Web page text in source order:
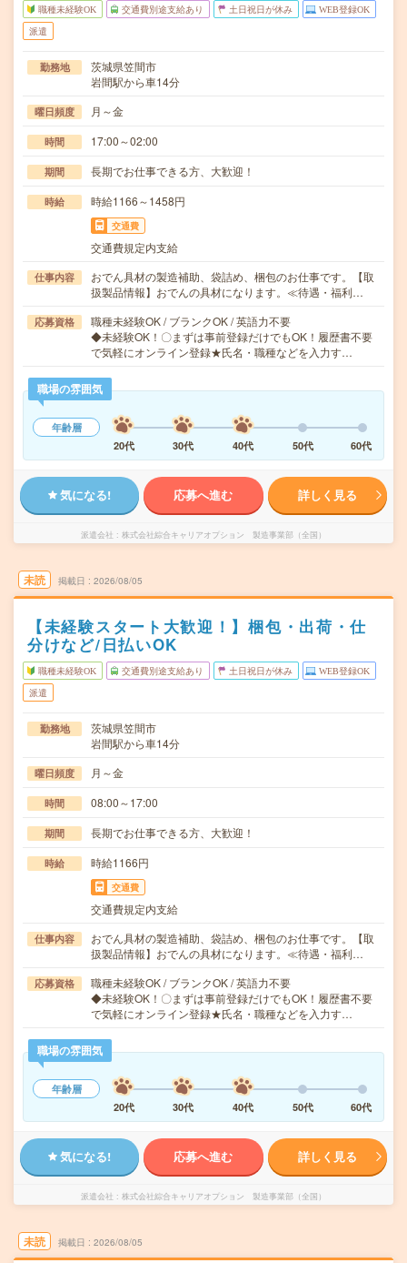
職種未経験OK 交通費別途支給あり 土日祝日が休み WEB登録OK
派遣
勤務地
茨城県笠間市
岩間駅から車14分
曜日頻度 月～金
時間 17:00～02:00
期間 長期でお仕事できる方、大歓迎！
時給 時給1166～1458円
交通費
交通費規定内支給
仕事内容
おでん具材の製造補助、袋詰め、梱包のお仕事です。【取
扱製品情報】おでんの具材になります。≪待遇・福利…
応募資格
職種未経験OK / ブランクOK / 英語力不要
◆未経験OK！〇まずは事前登録だけでもOK！履歴書不要
で気軽にオンライン登録★氏名・職種などを入力す…
職場の雰囲気
年齢層
20代
30代 40代 50代 60代
気になる! 応募へ進む 詳しく見る
派遣会社 株式会社綜合キャリアオプション 製造事業部（全国）
未読 掲載日 2026/08/05
【未経験スタート大歓迎！】梱包・出荷・仕
分けなど/日払いOK
職種未経験OK 交通費別途支給あり 土日祝日が休み WEB登録OK
派遣
勤務地
茨城県笠間市
岩間駅から車14分
曜日頻度 月～金
時間 08:00～17:00
期間 長期でお仕事できる方、大歓迎！
時給 時給1166円
交通費
交通費規定内支給
仕事内容
おでん具材の製造補助、袋詰め、梱包のお仕事です。【取
扱製品情報】おでんの具材になります。≪待遇・福利…
応募資格
職種未経験OK / ブランクOK / 英語力不要
◆未経験OK！〇まずは事前登録だけでもOK！履歴書不要
で気軽にオンライン登録★氏名・職種などを入力す…
職場の雰囲気
年齢層
20代
30代 40代 50代 60代
気になる! 応募へ進む 詳しく見る
派遣会社 株式会社綜合キャリアオプション 製造事業部（全国）
未読 掲載日 2026/08/05